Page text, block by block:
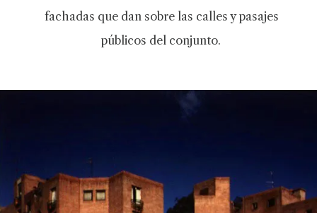
fachadas que dan sobre las calles y pasajes
públicos del conjunto.